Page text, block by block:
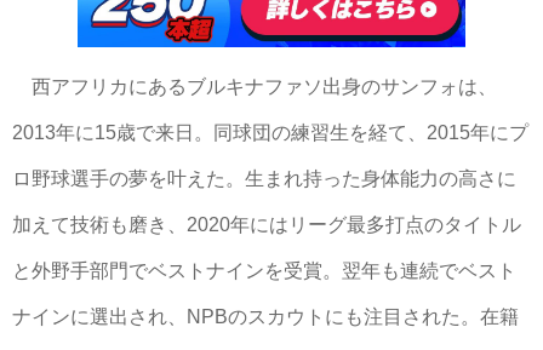
西アフリカにあるブルキナファソ出身のサンフォは、
2013年に15歳で来日。同球団の練習生を経て、2015年にプ
ロ野球選手の夢を叶えた。生まれ持った身体能力の高さに
加えて技術も磨き、2020年にはリーグ最多打点のタイトル
と外野手部門でベストナインを受賞。翌年も連続でベスト
ナインに選出され、NPBのスカウトにも注目された。在籍